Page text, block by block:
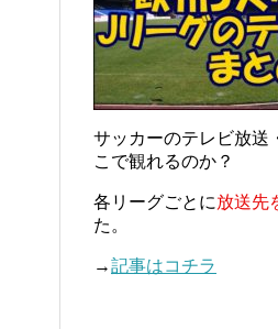
サッカーのテレビ放送
こで観れるのか？
各リーグごとに放送先
た。
→記事はコチラ